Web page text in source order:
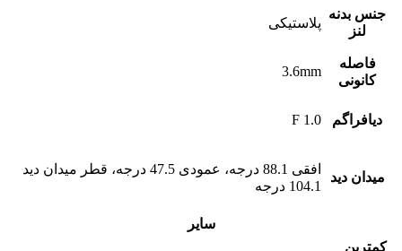
جنس بدنه
لنز
پلاستیکی
فاصله
کانونی
3.6mm
دیافراگم F 1.0
میدان دید
افقی 88.1 درجه، عمودی 47.5 درجه، قطر میدان دید
104.1 درجه
سایر
کمترین